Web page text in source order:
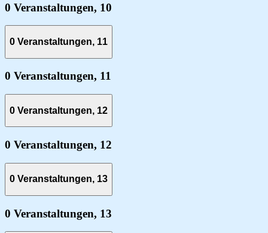
0 Veranstaltungen, 10
0 Veranstaltungen, 11
0 Veranstaltungen, 11
0 Veranstaltungen, 12
0 Veranstaltungen, 12
0 Veranstaltungen, 13
0 Veranstaltungen, 13